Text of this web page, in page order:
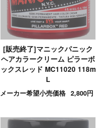
[販売終了]マニックパニック
ヘアカラークリーム ピラーボ
ックスレッド MC11020 118m
L
メーカー希望小売価格 2,800円